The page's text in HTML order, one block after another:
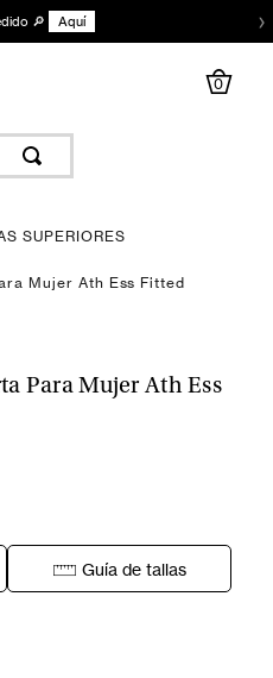
🔎 Aquí ›
0
SUPERIORES
Mujer Ath Ess Fitted
Para Mujer Ath Ess
Guía de tallas